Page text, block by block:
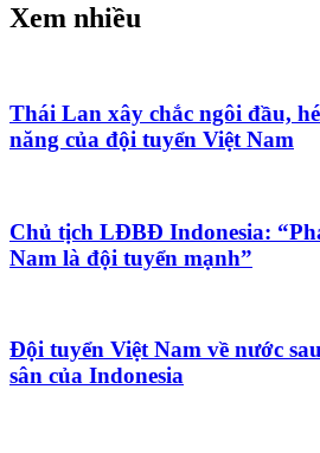
Xem nhiều
Thái Lan xây chắc ngôi đầu,
năng của đội tuyển Việt Nam
Chủ tịch LĐBĐ Indonesia:
Nam là đội tuyển mạnh”
Đội tuyển Việt Nam về nước
sân của Indonesia